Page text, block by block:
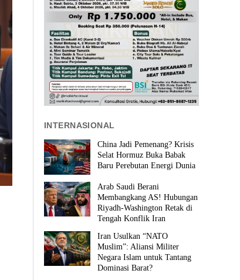
INTERNASIONAL
China Jadi Pemenang? Krisis
Selat Hormuz Buka Babak
Baru Perebutan Energi Dunia
Arab Saudi Berani
Membangkang AS! Hubungan
Riyadh-Washington Retak di
Tengah Konflik Iran
Iran Usulkan “NATO
Muslim”: Aliansi Militer
Negara Islam untuk Tantang
Dominasi Barat?